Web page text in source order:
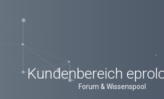
Kundenbereich
Forum & Wissenspool